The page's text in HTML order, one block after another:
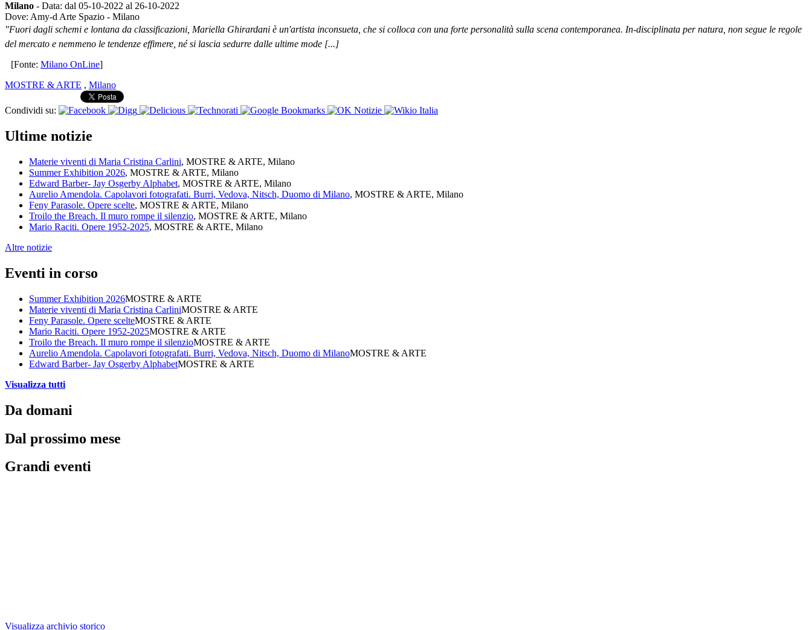
Milano - Data: dal 05-10-2022 al 26-10-2022
Dove: Amy-d Arte Spazio - Milano
"Fuori dagli schemi e lontana da classificazioni, Mariella Ghirardani è un'artista inconsueta, che si colloca con una forte personalità sulla scena contemporanea. In-disciplinata per natura, non segue le regole
del mercato e nemmeno le tendenze effimere, né si lascia sedurre dalle ultime mode [...]
[Fonte: Milano OnLine]
MOSTRE & ARTE , Milano
Condividi su:
Ultime notizie
Materie viventi di Maria Cristina Carlini, MOSTRE & ARTE, Milano
Summer Exhibition 2026, MOSTRE & ARTE, Milano
Edward Barber- Jay Osgerby Alphabet, MOSTRE & ARTE, Milano
Aurelio Amendola. Capolavori fotografati. Burri, Vedova, Nitsch, Duomo di Milano, MOSTRE & ARTE, Milano
Feny Parasole. Opere scelte, MOSTRE & ARTE, Milano
Troilo the Breach. Il muro rompe il silenzio, MOSTRE & ARTE, Milano
Mario Raciti. Opere 1952-2025, MOSTRE & ARTE, Milano
Altre notizie
Eventi in corso
Summer Exhibition 2026MOSTRE & ARTE
Materie viventi di Maria Cristina CarliniMOSTRE & ARTE
Feny Parasole. Opere scelteMOSTRE & ARTE
Mario Raciti. Opere 1952-2025MOSTRE & ARTE
Troilo the Breach. Il muro rompe il silenzioMOSTRE & ARTE
Aurelio Amendola. Capolavori fotografati. Burri, Vedova, Nitsch, Duomo di MilanoMOSTRE & ARTE
Edward Barber- Jay Osgerby AlphabetMOSTRE & ARTE
Visualizza tutti
Da domani
Dal prossimo mese
Grandi eventi
Visualizza archivio storico